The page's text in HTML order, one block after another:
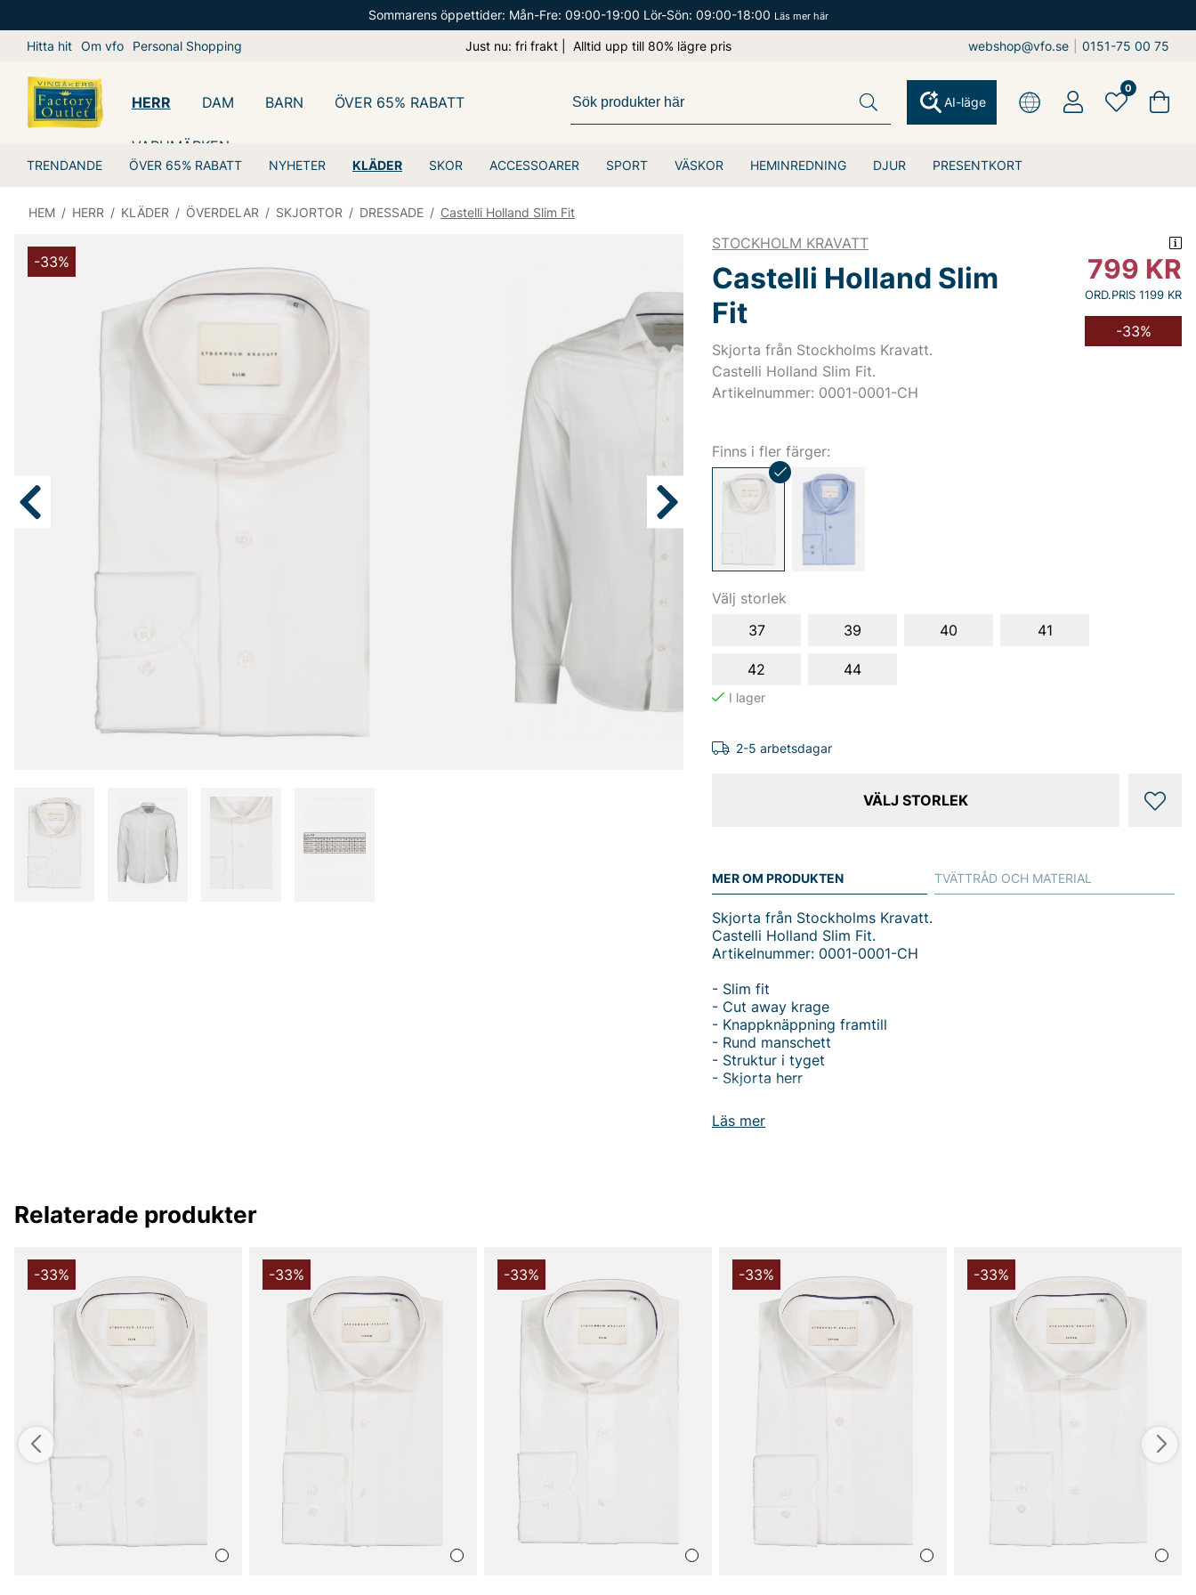
Sommarens öppettider: Mån-Fre: 09:00-19:00 Lör-Sön: 09:00-18:00 Läs mer här
Hitta hit Om vfo Personal Shopping Just nu: fri frakt | Alltid upp till 80% lägre pris webshop@vfo.se 0151-75 00 75
HERR
TRENDANDE ÖVER 65% RABATT NYHETER KLÄDER SKOR ACCESSOARER SPORT VÄSKOR HEMINREDNING DJUR PRESENTKORT
DAM BARN ÖVER 65% RABATT
VARUMÄRKEN
AI-läge
0
HEM / HERR / KLÄDER / ÖVERDELAR / SKJORTOR / DRESSADE / Castelli Holland Slim Fit
-33%
STOCKHOLM KRAVATT
Castelli Holland Slim
Fit
Skjorta från Stockholms Kravatt.
Castelli Holland Slim Fit.
Artikelnummer: 0001-0001-CH
799 KR
ORD.PRIS 1199 KR
-33%
Finns i fler färger:
Välj storlek
37
39 40 41
42 44
2-5 arbetsdagar
VÄLJ STORLEK
MER OM PRODUKTEN
Läs mer
Skjorta från Stockholms Kravatt.
Castelli Holland Slim Fit.
Artikelnummer: 0001-0001-CH
- Slim fit
- Cut away krage
- Knappknäppning framtill
- Rund manschett
- Struktur i tyget
- Skjorta herr
Castelli Holland Slim Fit Skjorta för Herr - Elegans i varje detalj
Skjortan har en vacker cut-away krage som ger en skarp och
sofistikerad look. Knappknäppningen framtill kompletterar den
eleganta stilen, medan de rundade manschetterna tillför en subtil
touch av finess. Den slim fit-passformen skapar en slank silhuett som
framhäver figuren på ett smakfullt sätt, vilket gör att du ser stilren ut,
oavsett tillfälle.
Tillverkad av 100% högkvalitativ bomull, erbjuder Castelli Holland
tygdesignen ger skjortan en unik karaktär och gör att den står ut
från mängden. Bomullen är lätt och andningsbar, vilket säkerställer
att du alltid känner dig fräsch, även under de mest hektiska dagarna.
Med denna skjorta får du en perfekt kombination av stil och
komfort. Den passar utmärkt till både formella och avslappnade
på jobbintervju eller en middag med vänner, kommer du att känna
TVÄTTRÅD OCH MATERIAL
Relaterade produkter
-33% -33% -33% -33% -33%